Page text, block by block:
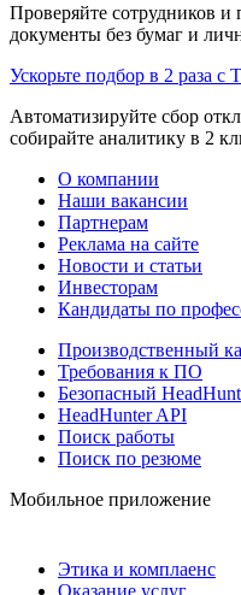
Проверяйте сотрудников
документы без бумаг и
Ускорьте подбор в 2 раза с
Автоматизируйте сбор
собирайте аналитику в 2
О компании
Наши вакансии
Партнерам
Реклама на сайте
Новости и статьи
Инвесторам
Кандидаты по
Производственный
Требования к ПО
Безопасный
HeadHunter API
Поиск работы
Поиск по резюме
Мобильное приложение
Этика и комплаенс
Оказание услуг